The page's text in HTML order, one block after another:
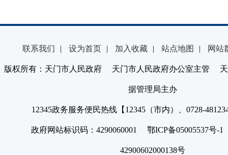
联系我们 | 设为首页 | 加入收藏 | 站点地图 | 网站
版权所有：天门市人民政府 天门市人民政府办公室主管 天
据管理局主办
12345政务服务便民热线【12345（市内）、0728-
政府网站标识码：4290060001 鄂ICP备05005537号
42900602000138号